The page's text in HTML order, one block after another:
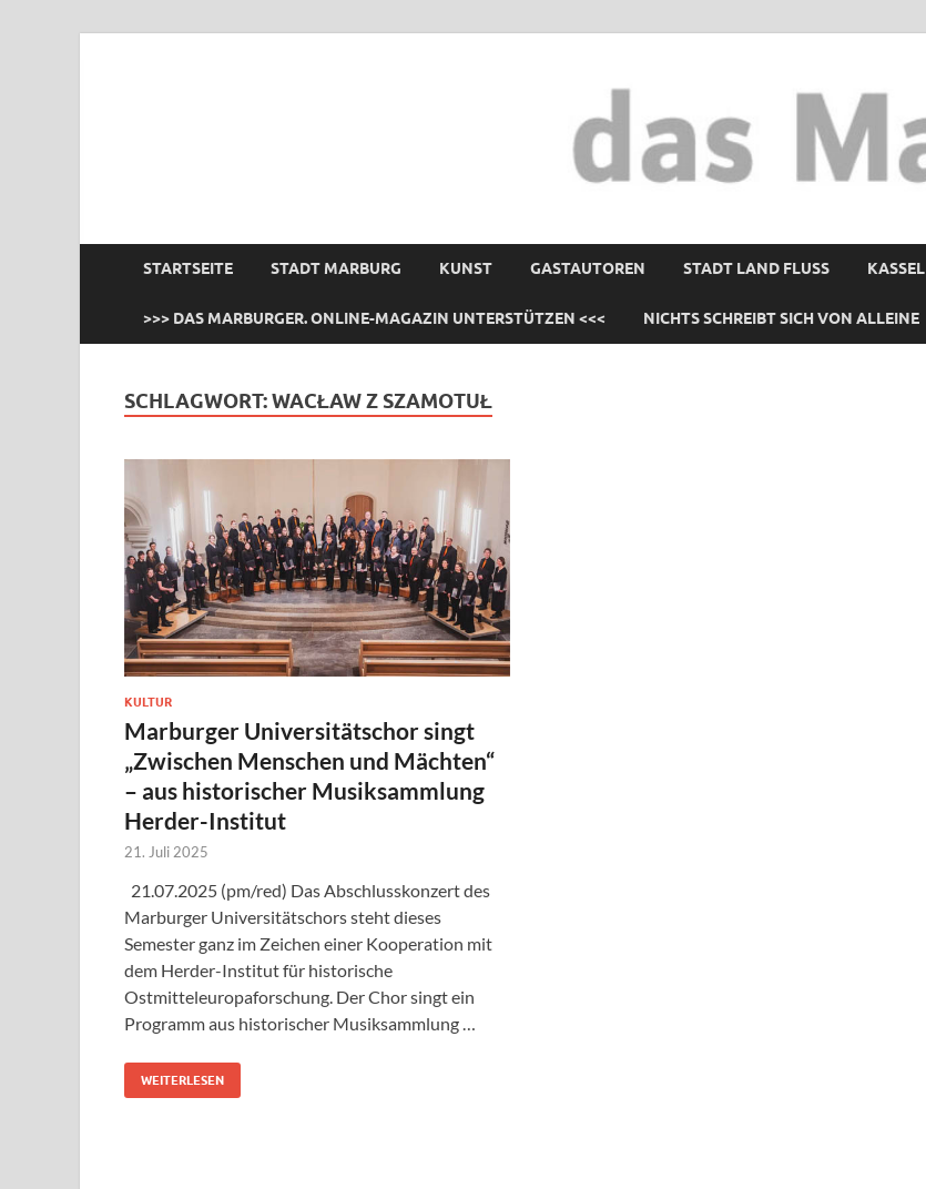
STARTSEITE STADT MARBURG KUNST GASTAUTOREN STADT LAND FLUSS KASSEL
>>> DAS MARBURGER. ONLINE-MAGAZIN UNTERSTÜTZEN <<< NICHTS SCHREIBT SICH VON ALLEINE
SCHLAGWORT:WACŁAW Z SZAMOTUŁ
KULTUR
Marburger Universitätschor singt
„Zwischen Menschen und Mächten“
– aus historischer Musiksammlung
Herder-Institut
21. Juli 2025
21.07.2025 (pm/red) Das Abschlusskonzert des
Marburger Universitätschors steht dieses
Semester ganz im Zeichen einer Kooperation mit
dem Herder-Institut für historische
Ostmitteleuropaforschung. Der Chor singt ein
Programm aus historischer Musiksammlung …
WEITERLESEN